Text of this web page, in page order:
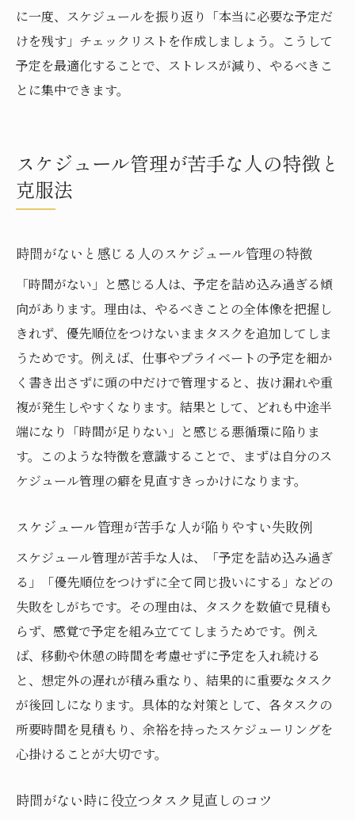
ポイント
仕事でも使える時間がない時の計画立案法
優先順位を重視した時間がない日の勉強法
時間がない社会人が実践する計画の立て方
時間がない時でも目標達成できる計画術
優先順位をつけることで心の余裕を生む方法
予定を整理し時間がない時でも余裕を生む
秘訣
時間がない中でも焦らずタスクを管理する
方法
心にゆとりを持つための時間がない時の工
夫
優先順位で時間がない日の無駄を減らす方
予定立案で時間がないと感じにくくする思
予定の立て方が下手と感じる人への改善アドバ
イス
時間がない人でも実践できる予定立て方の
コツ
予定の立て方が下手な人がやるべき見直し
習慣
時間がない時に使えるシンプルな予定管理
術
立て方を工夫して時間がない悩みを減らす
提案
える
に一度、スケジュールを振り返り「本当に必要な予定だ
けを残す」チェックリストを作成しましょう。こうして
予定を最適化することで、ストレスが減り、やるべきこ
とに集中できます。
スケジュール管理が苦手な人の特徴と
克服法
時間がないと感じる人のスケジュール管理の特徴
「時間がない」と感じる人は、予定を詰め込み過ぎる傾
向があります。理由は、やるべきことの全体像を把握し
きれず、優先順位をつけないままタスクを追加してしま
うためです。例えば、仕事やプライベートの予定を細か
く書き出さずに頭の中だけで管理すると、抜け漏れや重
複が発生しやすくなります。結果として、どれも中途半
端になり「時間が足りない」と感じる悪循環に陥りま
す。このような特徴を意識することで、まずは自分のス
ケジュール管理の癖を見直すきっかけになります。
スケジュール管理が苦手な人が陥りやすい失敗例
スケジュール管理が苦手な人は、「予定を詰め込み過ぎ
る」「優先順位をつけずに全て同じ扱いにする」などの
失敗をしがちです。その理由は、タスクを数値で見積も
らず、感覚で予定を組み立ててしまうためです。例え
ば、移動や休憩の時間を考慮せずに予定を入れ続ける
と、想定外の遅れが積み重なり、結果的に重要なタスク
が後回しになります。具体的な対策として、各タスクの
所要時間を見積もり、余裕を持ったスケジューリングを
心掛けることが大切です。
時間がない時に役立つタスク見直しのコツ